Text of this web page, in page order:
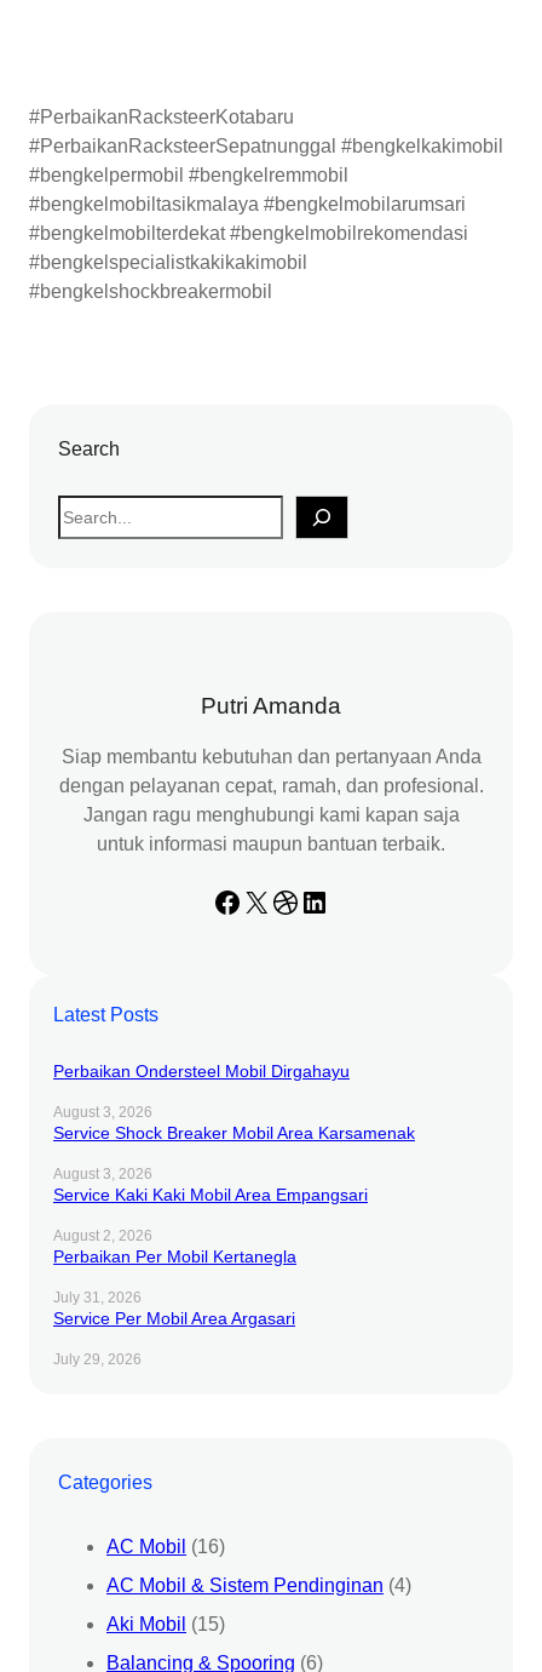
#PerbaikanRacksteerKotabaru
#PerbaikanRacksteerSepatnunggal #bengkelkakimobil
#bengkelpermobil #bengkelremmobil
#bengkelmobiltasikmalaya #bengkelmobilarumsari
#bengkelmobilterdekat #bengkelmobilrekomendasi
#bengkelspecialistkakikakimobil
#bengkelshockbreakermobil
Search
S
e
Putri Amanda
Siap membantu kebutuhan dan pertanyaan Anda
dengan pelayanan cepat, ramah, dan profesional.
Jangan ragu menghubungi kami kapan saja
untuk informasi maupun bantuan terbaik.
Facebook X Dribbble LinkedIn
Latest Posts
Perbaikan Ondersteel Mobil Dirgahayu
August 3, 2026
Service Shock Breaker Mobil Area Karsamenak
August 3, 2026
Service Kaki Kaki Mobil Area Empangsari
August 2, 2026
Perbaikan Per Mobil Kertanegla
July 31, 2026
Service Per Mobil Area Argasari
July 29, 2026
Categories
AC Mobil (16)
AC Mobil & Sistem Pendinginan (4)
Aki Mobil (15)
Balancing & Spooring (6)